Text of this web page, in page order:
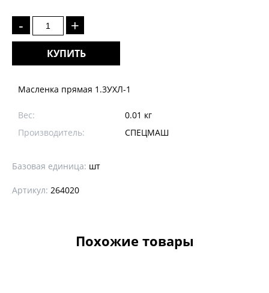
- +
КУПИТЬ
Масленка прямая 1.3УХЛ-1
Вес:
0.01 кг
Производитель:
CПЕЦМАШ
Базовая единица: шт
Артикул: 264020
Похожие товары